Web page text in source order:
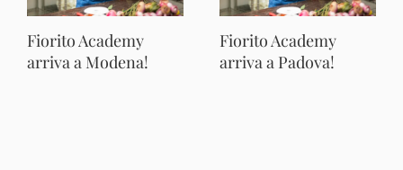
Fiorito Academy
arriva a Modena!
Fiorito Academy
arriva a Padova!